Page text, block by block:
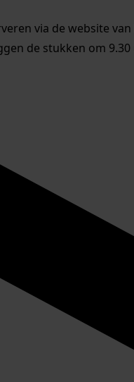
via de website van
de stukken om 9.30